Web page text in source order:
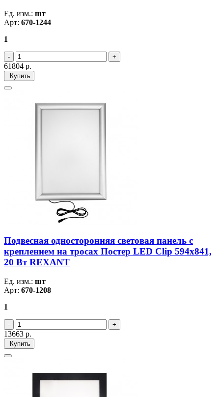
Ед. изм.: шт
Арт: 670-1244
1
61804 р.
Купить
Подвесная односторонняя световая панель с
креплением на тросах Постер LED Clip 594х841,
20 Вт REXANT
Ед. изм.: шт
Арт: 670-1208
1
13663 р.
Купить